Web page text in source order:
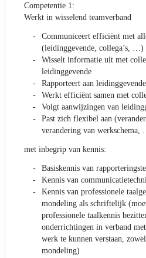
Competentie 1:
Werkt in wisselend teamverband
Communiceert efficiënt met
(leidinggevende, collega’s, …)
Wisselt informatie uit met
leidinggevende
Rapporteert aan leidinggevende
Werkt efficiënt samen met
Volgt aanwijzingen van
Past zich flexibel aan
verandering van werkschema,
met inbegrip van kennis:
Basiskennis van
Kennis van
Kennis van professionele
mondeling als schriftelijk
professionele taalkennis
onderrichtingen in verband
werk te kunnen verstaan,
mondeling)